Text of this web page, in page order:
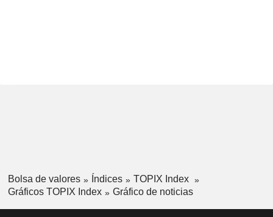
Bolsa de valores Índices
TOPIX Index
Gráficos TOPIX Index
Gráfico de noticias